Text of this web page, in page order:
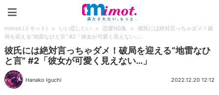
mimot.(ミモット) > いい恋したい > 恋愛NG集 >
彼氏には絶対言っちゃダメ！破
局を迎える“地雷なひと言” #2「彼女が可愛く見えない…」
彼氏には絶対言っちゃダメ！破局を迎える“地雷なひ
と言” #2「彼女が可愛く見えない…」
Hanako Iguchi 2022.12.20 12:12